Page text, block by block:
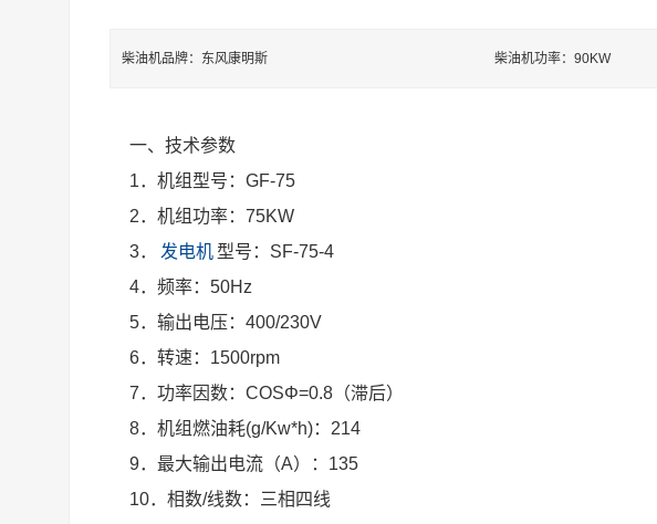
柴油机品牌：东风康明斯 柴油机功率：90KW
一、技术参数
1．机组型号：GF-75
2．机组功率：75KW
3．
发电机 型号：SF-75-4
4．频率：50Hz
5．输出电压：400/230V
6．转速：1500rpm
7．功率因数：COSΦ=0.8（滞后）
8．机组燃油耗(g/Kw*h)：214
9．最大输出电流（A）：135
10．相数/线数：三相四线